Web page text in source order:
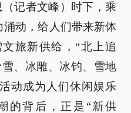
记者文峰）时下，乘
涌动，给人们带来新体
旅新供给，“北上追
、冰雕、冰钓、雪地
动成为人们休闲娱乐
的背后，正是“新供